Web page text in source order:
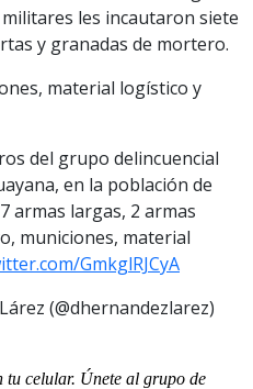
les incautaron siete
y granadas de mortero.
material logístico y
del grupo delincuencial
en la población de
armas largas, 2 armas
municiones, material
GmkglRJCyA
(@dhernandezlarez)
tu celular. Únete al grupo de